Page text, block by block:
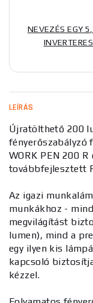
NEVEZÉS EGY
LEÍRÁS
Újratölthető 200
fényerőszabályzó
WORK PEN 200
továbbfejlesztett
Az igazi
munkákhoz -
megvilágítást
lumen), mind a
egy ilyen kis
kapcsoló
kézzel.